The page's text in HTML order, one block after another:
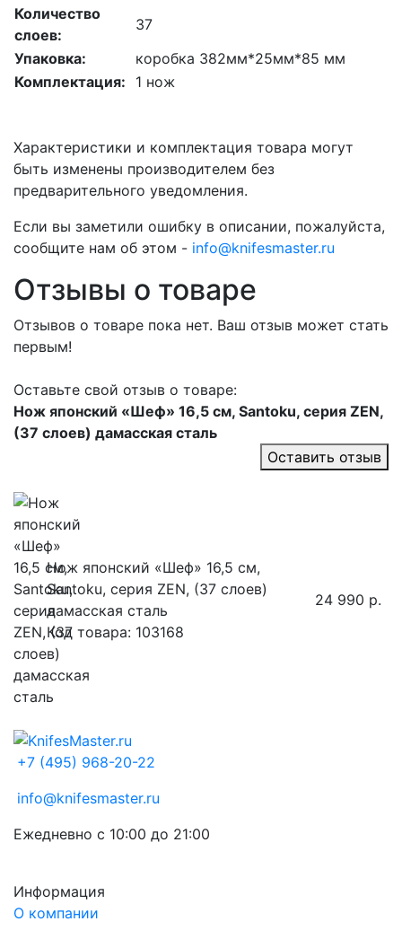
Количество
слоев:
37
Упаковка:
коробка 382мм*25мм*85 мм
Комплектация:
1 нож
Характеристики и комплектация товара могут
быть изменены производителем без
предварительного уведомления.
Если вы заметили ошибку в описании, пожалуйста,
сообщите нам об этом - info@knifesmaster.ru
Отзывы о товаре
Отзывов о товаре пока нет. Ваш отзыв может стать
первым!
Оставьте свой отзыв о товаре:
Нож японский «Шеф» 16,5 см, Santoku, серия ZEN,
(37 слоев) дамасская сталь
Оставить отзыв
Нож японский «Шеф» 16,5 см,
Santoku, серия ZEN, (37 слоев)
дамасская сталь
Код товара: 103168
24 990 р.
+7 (495) 968-20-22
info@knifesmaster.ru
Ежедневно с 10:00 до 21:00
Информация
О компании